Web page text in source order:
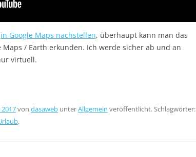
in Google Maps nachstellen, überhaupt kann man das
/ Earth erkunden. Ich werde sicher ab und an
virtuell.
von dasaweb unterAllgemein veröffentlicht. Schlagwörter:
.